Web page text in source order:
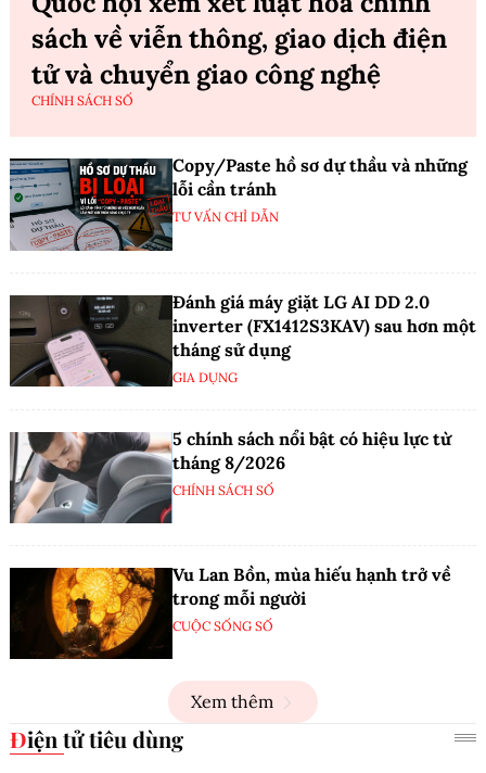
sách về viễn thông, giao dịch điện
tử và chuyển giao công nghệ
CHÍNH SÁCH SỐ
Copy/Paste hồ sơ dự thầu và những
lỗi cần tránh
TƯ VẤN CHỈ DẪN
Đánh giá máy giặt LG AI DD 2.0
inverter (FX1412S3KAV) sau hơn một
tháng sử dụng
GIA DỤNG
5 chính sách nổi bật có hiệu lực từ
tháng 8/2026
CHÍNH SÁCH SỐ
Vu Lan Bồn, mùa hiếu hạnh trở về
trong mỗi người
CUỘC SỐNG SỐ
Xem thêm
Điện tử tiêu dùng